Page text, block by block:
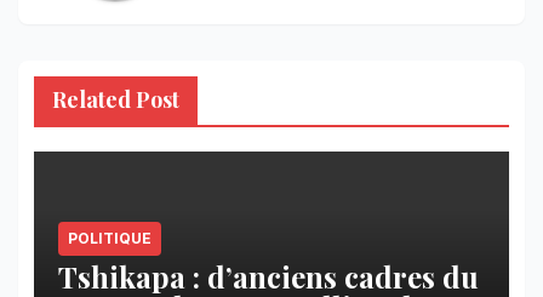
Related Post
POLITIQUE
Tshikapa : d’anciens cadres du